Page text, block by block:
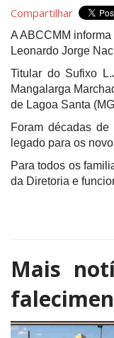
Compartilhar
A ABCCMM
Leonardo Jorge
Titular do Sufixo
Mangalarga
de Lagoa Santa
Foram décadas
legado para os
Para todos os
da Diretoria e
Mais